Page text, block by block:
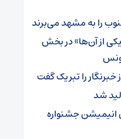
را به مشهد می‌برند
از آن‌ها» در بخش
را تبریک گفت
شد
انیمیشن جشنواره